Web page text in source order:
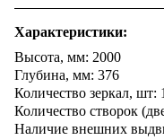
Характеристики:
Высота, мм: 2000
Глубина, мм: 376
Количество зеркал, шт: 1
Количество створок
Наличие внешних